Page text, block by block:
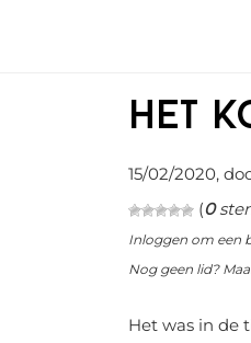
Het
15/02/2020,
(0
Inloggen om een
Nog geen lid?
Het was in de